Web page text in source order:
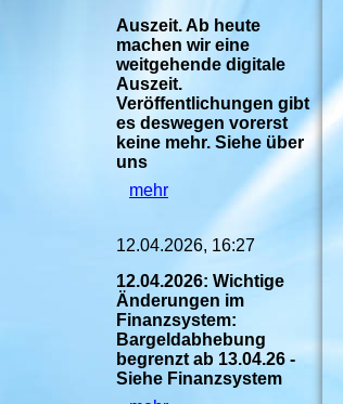
Auszeit. Ab heute
machen wir eine
weitgehende digitale
Auszeit.
Veröffentlichungen gibt
es deswegen vorerst
keine mehr. Siehe über
uns
mehr
12.04.2026, 16:27
12.04.2026: Wichtige
Änderungen im
Finanzsystem:
Bargeldabhebung
begrenzt ab 13.04.26 -
Siehe Finanzsystem